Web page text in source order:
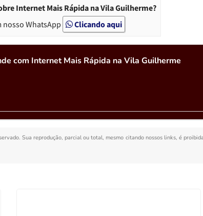
Internet Mais Rápida na Vila Guilherme?
nosso WhatsApp Clicando aqui
com Internet Mais Rápida na Vila Guilherme
Sua reprodução, parcial ou total, mesmo citando nossos links, é